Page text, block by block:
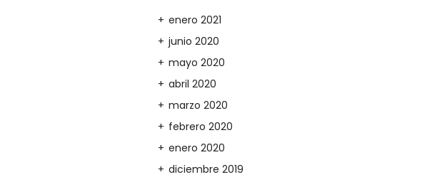
enero 2021
junio 2020
mayo 2020
abril 2020
marzo 2020
febrero 2020
enero 2020
diciembre 2019